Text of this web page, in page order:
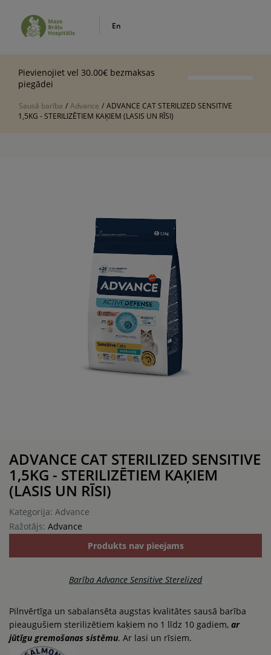
En
Pievienojiet vel 30.00€ bezmaksas
piegādei
Sausā barība / Advance / ADVANCE CAT STERILIZED SENSITIVE
1,5KG - STERILIZĒTIEM KAĶIEM (LASIS UN RĪSI)
ADVANCE CAT STERILIZED SENSITIVE
1,5KG - STERILIZĒTIEM KAĶIEM
(LASIS UN RĪSI)
Kategorija: Advance
Ražotājs: Advance
Produkts nav pieejams
Barība Advance Sensitive Sterelized
Pilnvērtīga un sabalansēta augstas kvalitātes sausā barība
pieaugušiem sterilizētiem kaķiem no 1 līdz 10 gadiem, ar
jūtīgu gremošanas sistēmu. Ar lasi un rīsiem.